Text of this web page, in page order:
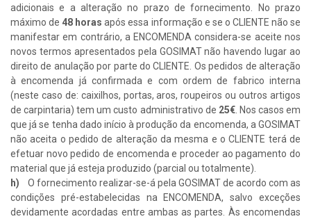
adicionais e a alteração no prazo de fornecimento. No prazo
máximo de 48 horasapós essa informação e se o CLIENTE não se
manifestar em contrário, a ENCOMENDA considera-se aceite nos
novos termos apresentados pela GOSIMAT não havendo lugar ao
direito de anulação por parte do CLIENTE. Os pedidos de alteração
à encomenda já confirmada e com ordem de fabrico interna
(neste caso de: caixilhos, portas, aros, roupeiros ou outros artigos
de carpintaria) tem um custo administrativo de 25€. Nos casos em
que já se tenha dado início à produção da encomenda, a GOSIMAT
não aceita o pedido de alteração da mesma e o CLIENTE terá de
efetuar novo pedido de encomenda e proceder ao pagamento do
material que já esteja produzido (parcial ou totalmente).
h) O fornecimento realizar-se-á pela GOSIMAT de acordo com as
condições pré-estabelecidas na ENCOMENDA, salvo exceções
devidamente acordadas entre ambas as partes. Às encomendas